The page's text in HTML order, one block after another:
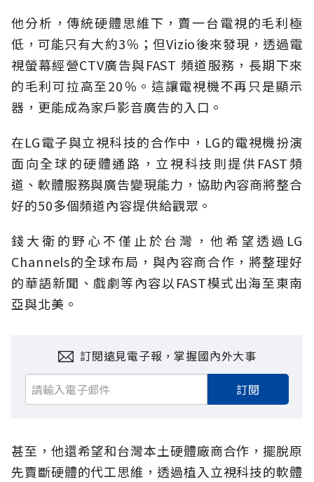
他分析，傳統硬體思維下，賣一台電視的毛利極
低，可能只有大約3％；但Vizio後來發現，透過電
視螢幕經營CTV廣告與FAST 頻道服務，長期下來
的毛利可拉高至20％。這讓電視機不再只是顯示
器，更能成為家戶影音廣告的入口。
在LG電子與立視科技的合作中，LG的電視機扮演
面向全球的硬體通路，立視科技則提供FAST頻
道、軟體服務與廣告變現能力，協助內容商將整合
好的50多個頻道內容提供給觀眾。
錢大衛的野心不僅止於台灣，他希望透過LG
Channels的全球布局，與內容商合作，將整理好
的華語新聞、戲劇等內容以FAST模式出海至東南
亞與北美。
訂閱遠見電子報，掌握國內外大事
訂閱
甚至，他還希望和台灣本土硬體廠商合作，擺脫原
先賣斷硬體的代工思維，透過植入立視科技的軟體